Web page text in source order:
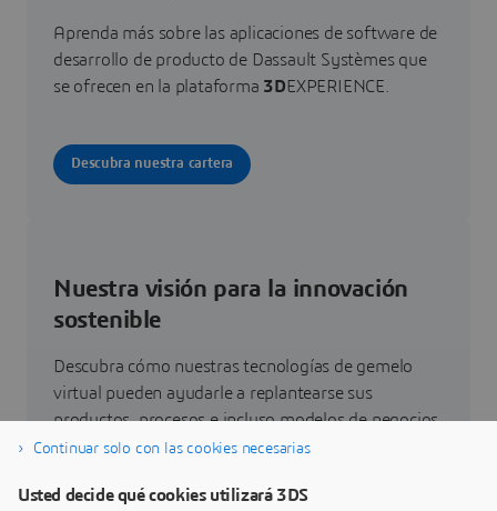
Aprenda más sobre las aplicaciones de software de
desarrollo de producto de Dassault Systèmes que
se ofrecen en la plataforma 3DEXPERIENCE.
Descubra nuestra cartera
Nuestra visión para la innovación
sostenible
Descubra cómo nuestras tecnologías de gemelo
virtual pueden ayudarle a replantearse sus
productos, procesos e incluso modelos de negocios
que permitan conseguir unas innovaciones
Continuar solo con las cookies necesarias
Usted decide qué cookies utilizará 3DS